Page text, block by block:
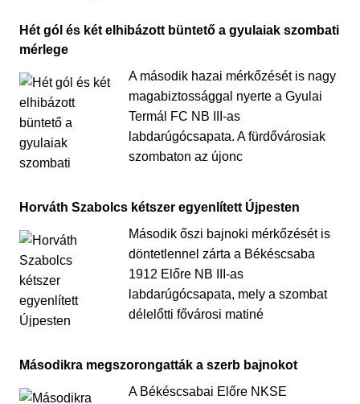
Hét gól és két elhibázott büntető a gyulaiak szombati
mérlege
A második hazai mérkőzését is nagy
magabiztossággal nyerte a Gyulai
Termál FC NB III-as
labdarúgócsapata. A fürdővárosiak
szombaton az újonc
Horváth Szabolcs kétszer egyenlített Újpesten
Második őszi bajnoki mérkőzését is
döntetlennel zárta a Békéscsaba
1912 Előre NB III-as
labdarúgócsapata, mely a szombat
délelőtti fővárosi matiné
Másodikra megszorongatták a szerb bajnokot
A Békéscsabai Előre NKSE